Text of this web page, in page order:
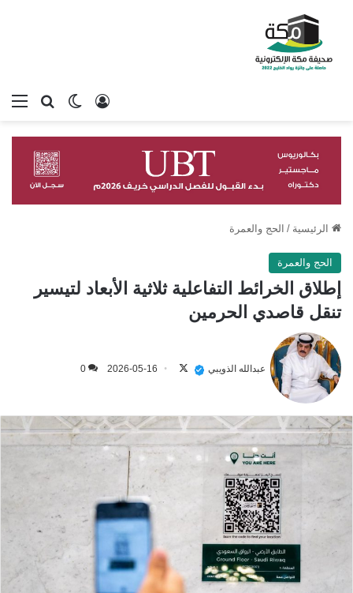
بحثالوضع
تسجيل الدخول
الرئيسية / الحج والعمرة
الحج والعمرة
إطلاق الخرائط التفاعلية ثلاثية الأبعاد لتيسير
تنقل قاصدي الحرمين
عبدالله الذويبي
على
2026-05-16
0